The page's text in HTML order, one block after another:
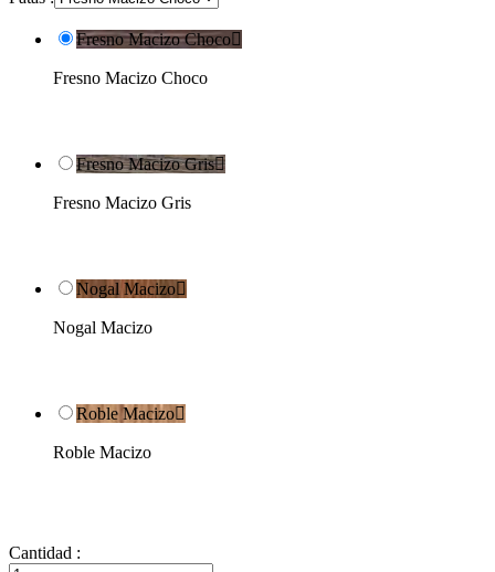
Fresno Macizo Choco
Fresno Macizo Choco
Fresno Macizo Gris
Fresno Macizo Gris
Nogal Macizo
Nogal Macizo
Roble Macizo
Roble Macizo
Cantidad :